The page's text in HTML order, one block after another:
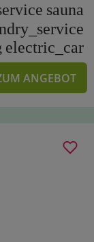
sauna
electric_car
ANGEBOT